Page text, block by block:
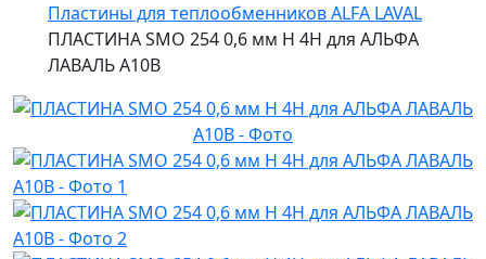
Пластины для теплообменников ALFA LAVAL
ПЛАСТИНА SMO 254 0,6 мм H 4H для АЛЬФА
ЛАВАЛЬ A10B